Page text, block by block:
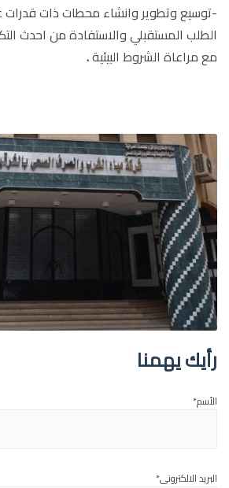
رأيك يهمنا
الأسم*
البريد الالكترونى*
-توسيع وتطوير وانشاء محطات ذات قدرات
الطلب المستقبلي والاستفادة من احدث
مع مراعاة الشروط البيئية.